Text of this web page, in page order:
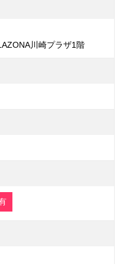
川崎プラザ1階